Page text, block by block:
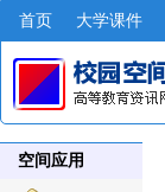
首页 大学课件
空间应用